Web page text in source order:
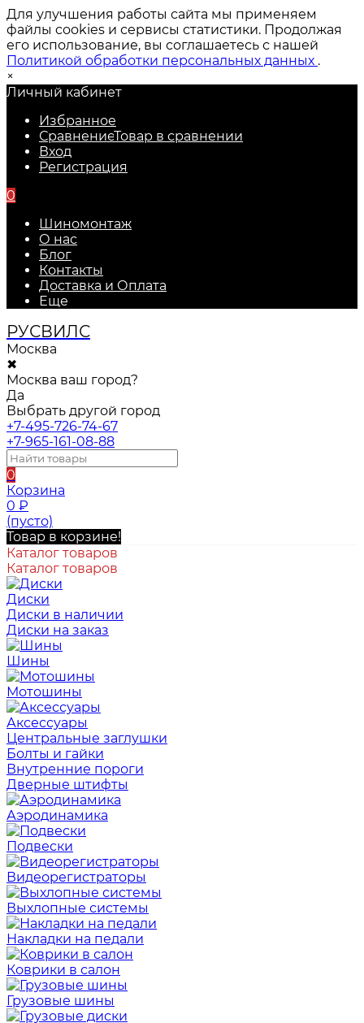
Для улучшения работы сайта мы применяем
файлы cookies и сервисы статистики. Продолжая
его использование, вы соглашаетесь с нашей
Политикой обработки персональных данных .
×
Личный кабинет
Избранное
СравнениеТовар в сравнении
Вход
Регистрация
0
Шиномонтаж
О нас
Блог
Контакты
Доставка и Оплата
Еще
РУСВИЛС
Москва
✖
Москва ваш город?
Да
Выбрать другой город
+7-495-726-74-67
+7-965-161-08-88
0
Корзина
0 ₽
(пусто)
Товар в корзине!
Каталог товаров
Каталог товаров
Диски
Диски в наличии
Диски на заказ
Шины
Мотошины
Аксессуары
Центральные заглушки
Болты и гайки
Внутренние пороги
Дверные штифты
Аэродинамика
Подвески
Видеорегистраторы
Выхлопные системы
Накладки на педали
Коврики в салон
Грузовые шины